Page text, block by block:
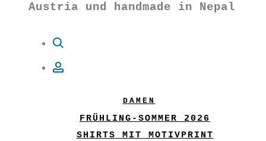
Austria und handmade in Nepal
DAMEN
FRÜHLING-SOMMER 2026
SHIRTS MIT MOTIVPRINT